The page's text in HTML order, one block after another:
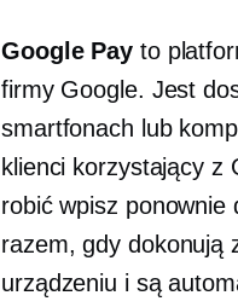
Google Pay to
firmy Google. Jest
smartfonach lub
klienci korzystający z
robićwpisz ponownie
razem, gdy dokonują
urządzeniu i są